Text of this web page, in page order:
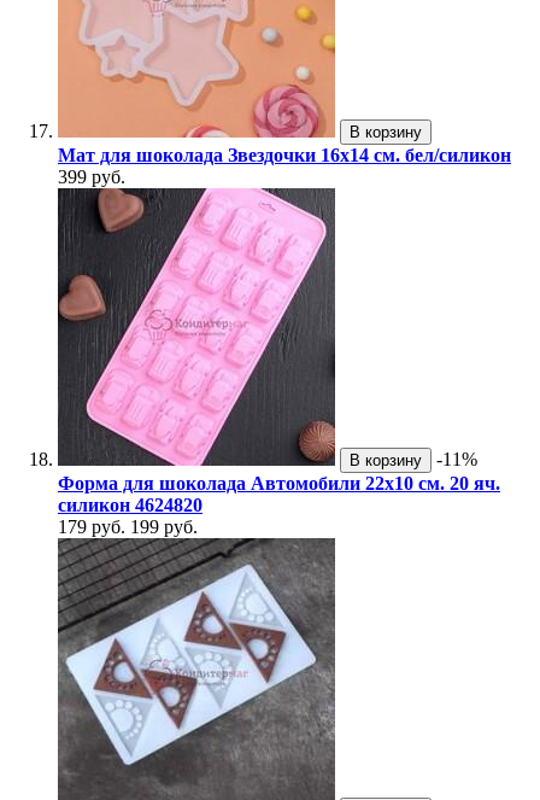
В корзину
Мат для шоколада Звездочки 16х14 см. бел/силикон
399 руб.
В корзину
-11%
Форма для шоколада Автомобили 22х10 см. 20 яч.
силикон 4624820
179 руб. 199 руб.